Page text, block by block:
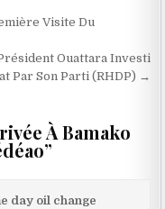
Visite Du
Ouattara Investi
Par Son Parti (RHDP) →
À Bamako
”
day oil change